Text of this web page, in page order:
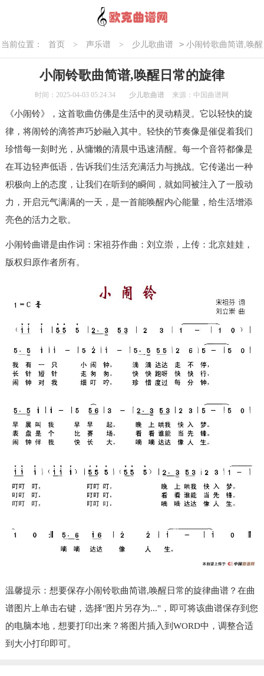
当前位置： 首页 > 声乐谱 > 少儿歌曲谱 > 小闹铃歌曲简谱,唤醒
小闹铃歌曲简谱,唤醒日常的旋律
时间：2025-04-03 05:24:34 少儿歌曲谱 来源：中国曲谱网
《小闹铃》，这首歌曲仿佛是生活中的灵动精灵。它以轻快的旋
律，将闹铃的滴答声巧妙融入其中。轻快的节奏像是催促着我们
珍惜每一刻时光，从慵懒的清晨中迅速清醒。每一个音符都像是
在耳边轻声低语，告诉我们生活充满活力与挑战。它传递出一种
积极向上的态度，让我们在听到的瞬间，就如同被注入了一股动
力，开启元气满满的一天，是一首能唤醒内心能量，给生活增添
亮色的活力之歌。
小闹铃曲谱是由作词：宋祖芬作曲：刘立崇，上传：北京娃娃，
版权归原作者所有。
温馨提示：想要保存小闹铃歌曲简谱,唤醒日常的旋律曲谱？在曲
谱图片上单击右键，选择"图片另存为..."，即可将该曲谱保存到您
的电脑本地，想要打印出来？将图片插入到WORD中，调整合适
到大小打印即可。